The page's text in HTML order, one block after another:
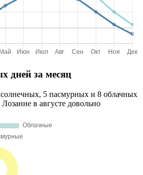
дней за месяц
солнечных, 5 пасмурных и 8 облачных
в августе довольно